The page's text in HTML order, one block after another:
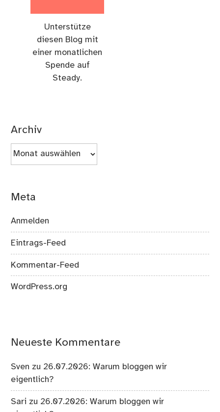
Unterstütze
diesen Blog mit
einer monatlichen
Spende auf
Steady.
Archiv
Archiv
Meta
Anmelden
Eintrags-Feed
Kommentar-Feed
WordPress.org
Neueste Kommentare
Sven zu 26.07.2026: Warum bloggen wir
eigentlich?
Sari zu 26.07.2026: Warum bloggen wir